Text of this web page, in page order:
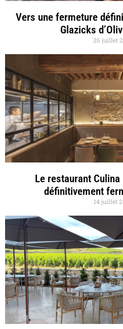
Vers une fermeture
Glazicks
26 juillet
Le restaurant
définitivement
14 juillet